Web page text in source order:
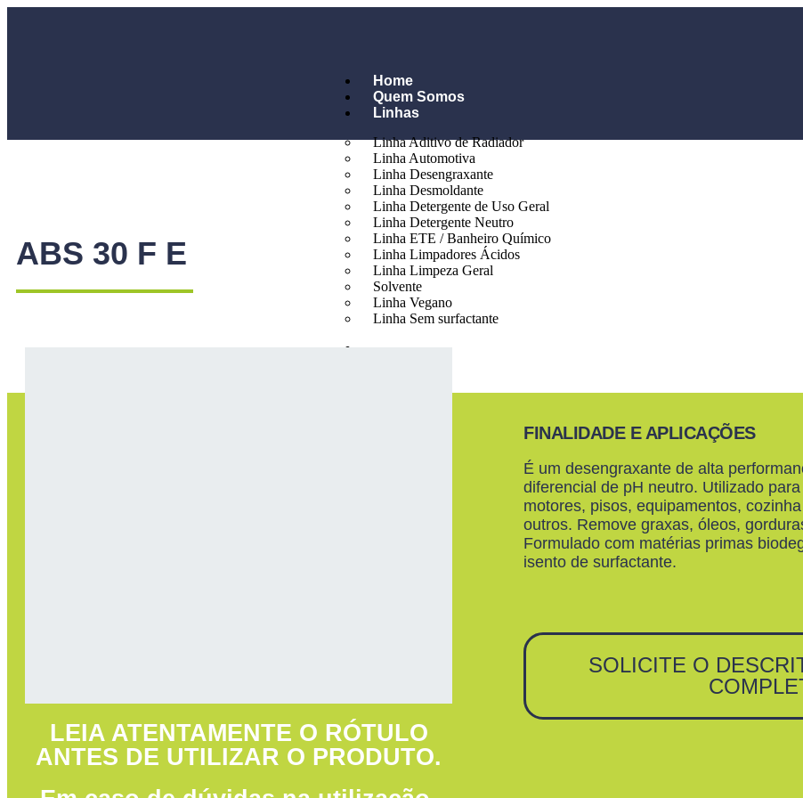
Home
Quem Somos
Linhas
Linha Aditivo de Radiador
Linha Automotiva
Linha Desengraxante
Linha Desmoldante
Linha Detergente de Uso Geral
Linha Detergente Neutro
Linha ETE / Banheiro Químico
Linha Limpadores Ácidos
Linha Limpeza Geral
Solvente
Linha Vegano
Linha Sem surfactante
ABS 30 F E
LEIA ATENTAMENTE O RÓTULO
ANTES DE UTILIZAR O PRODUTO.
FINALIDADE E APLICAÇÕES
É um desengraxante de alta
diferencial de pH neutro. Utilizado
motores, pisos, equipamentos,
outros. Remove graxas, óleos,
Formulado com matérias primas
isento de surfactante.
SOLICITE O